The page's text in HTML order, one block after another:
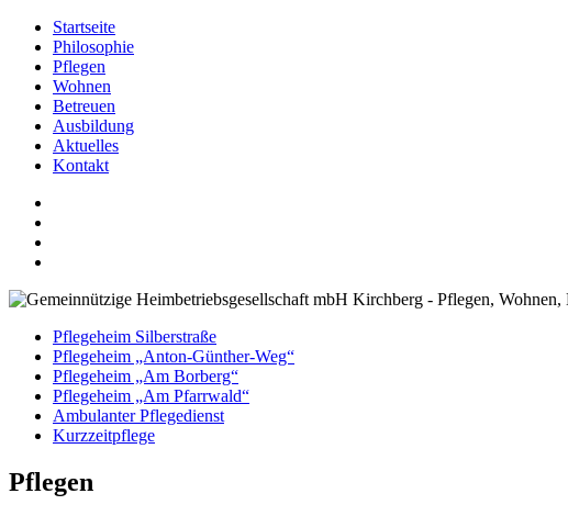
Startseite
Philosophie
Pflegen
Wohnen
Betreuen
Ausbildung
Aktuelles
Kontakt
Pflegeheim Silberstraße
Pflegeheim „Anton-Günther-Weg“
Pflegeheim „Am Borberg“
Pflegeheim „Am Pfarrwald“
Ambulanter Pflegedienst
Kurzzeitpflege
Pflegen